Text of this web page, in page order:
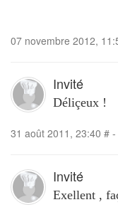
07 novembre 2012,
Invité
Déliçeux !
31 août 2011, 23:40 # -
Invité
Exellent ,